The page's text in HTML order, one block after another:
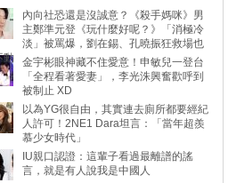
內向社恐還是沒誠意？《殺手媽咪》男
主鄭準元登《玩什麼好呢？》「消極冷
淡」被罵爆，劉在錫、孔曉振狂救場也
動
金宇彬眼神藏不住愛意！申敏兒一登台
「全程看著愛妻」，李光洙興奮歡呼到
被制止 XD
以為YG很自由，其實連去廁所都要經紀
人許可！2NE1 Dara坦言：「當年超羨
慕少女時代」
IU親口認證：這輩子看過最離譜的謠
言，就是有人說我是中國人